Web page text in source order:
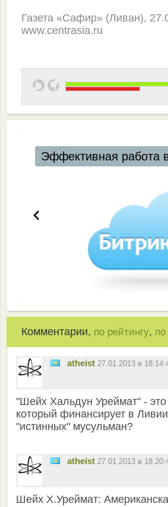
Газета «Сафир» (Ливан),
www.centrasia.ru
Эффективная работа
Комментарии, по рейтингу,
atheist 27.01.2013 в
"Шейх Хальдун Уреймат" -
который финансирует в
"истинных" мусульман?
atheist 27.01.2013 в
Шейх Х.Уреймат: